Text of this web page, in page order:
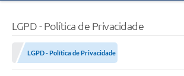
Departamentos
LGPD - Política de Privacidade
LGPD - Política de Privacidade